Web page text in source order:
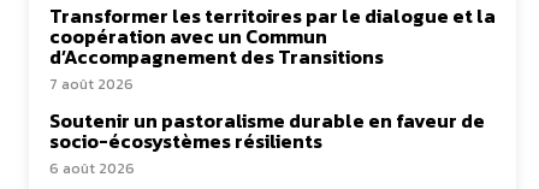
Transformer les territoires par le dialogue et la
coopération avec un Commun
d’Accompagnement des Transitions
7 août 2026
Soutenir un pastoralisme durable en faveur de
socio-écosystèmes résilients
6 août 2026